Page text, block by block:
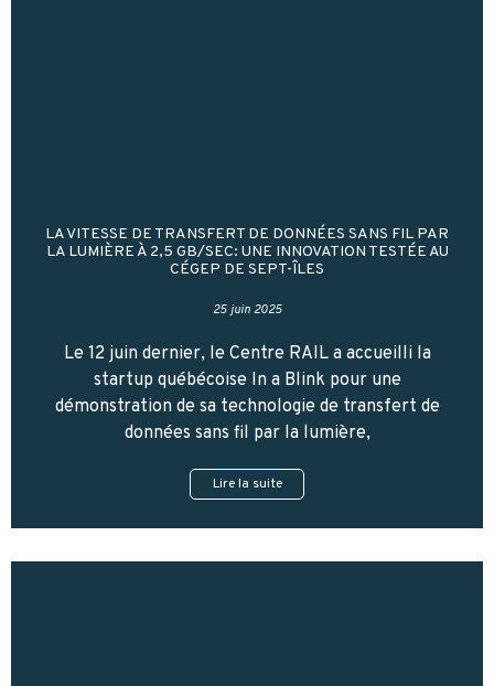
LA VITESSE DE TRANSFERT DE DONNÉES SANS FIL PAR
LA LUMIÈRE À 2,5 GB/SEC: UNE INNOVATION TESTÉE AU
CÉGEP DE SEPT-ÎLES
25 juin 2025
Le 12 juin dernier, le Centre RAIL a accueilli la
startup québécoise In a Blink pour une
démonstration de sa technologie de transfert de
données sans fil par la lumière,
Lire la suite